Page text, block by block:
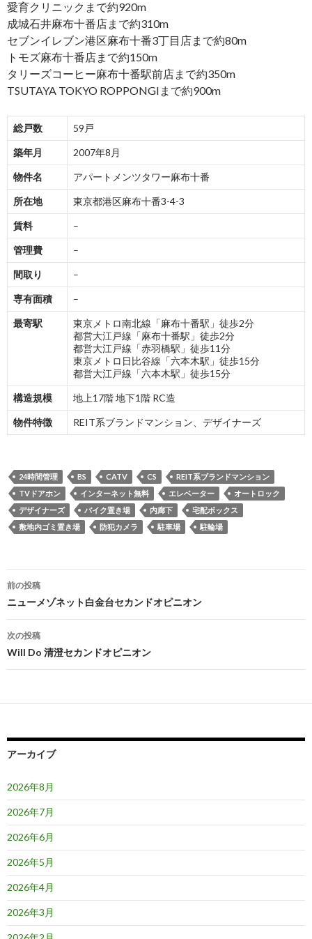
愛育クリニックまで約920m
成城石井麻布十番店まで約310m
セブンイレブン港区麻布十番3丁目店まで約80m
トモズ麻布十番店まで約150m
タリーズコーヒー麻布十番駅前店まで約350m
TSUTAYA TOKYO ROPPONGIまで約900m
総戸数 59戸
築年月 2007年8月
物件名 アパートメンツタワー麻布十番
所在地 東京都港区麻布十番3-4-3
賃料 –
管理費 –
間取り –
専有面積 –
最寄駅
東京メトロ南北線「麻布十番駅」徒歩2分
都営大江戸線「麻布十番駅」徒歩2分
都営大江戸線「赤羽橋駅」徒歩11分
東京メトロ日比谷線「六本木駅」徒歩15分
都営大江戸線「六本木駅」徒歩15分
構造規模 地上17階 地下1階 RC造
物件特徴 REIT系ブランドマンション、デザイナーズ
24時間管理 BS CATV CS
REIT系ブランドマンション
TVドアホン
インターネット無料 エレベーター
オートロック
デザイナーズ
バイク置き場 内廊下
宅配ボックス
敷地内ゴミ置き場
防犯カメラ 駐車場 駐輪場
投
稿
ナ
ビ
ゲ
ー
ョ
前の投稿
ニューメゾネット白金台セカンドオピニオン
次の投稿
Will Do 清澄セカンドオピニオン
アーカイブ
2026年8月
2026年7月
2026年6月
2026年5月
2026年4月
2026年3月